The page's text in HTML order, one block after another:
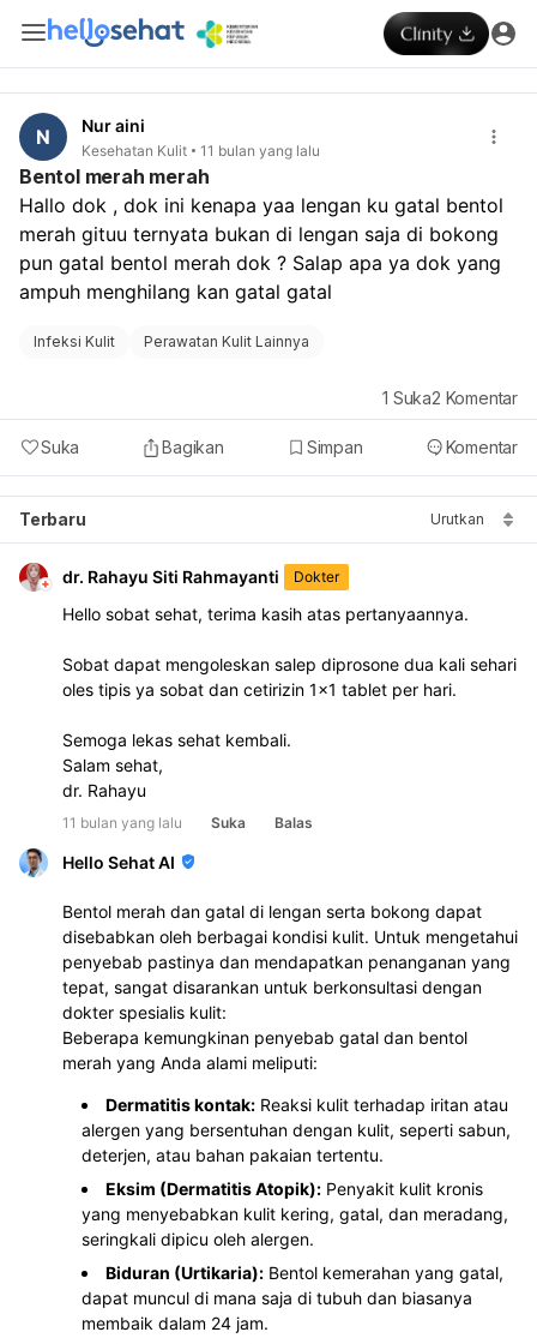
N Nur aini
Kesehatan Kulit 11 bulan yang lalu
Bentol merah merah
Hallo dok , dok ini kenapa yaa lengan ku gatal bentol
merah gituu ternyata bukan di lengan saja di bokong
pun gatal bentol merah dok ? Salap apa ya dok yang
ampuh menghilang kan gatal gatal
Infeksi Kulit Perawatan Kulit Lainnya
Suka Bagikan Simpan Komentar
1 Suka2 Komentar
Terbaru Urutkan
dr. Rahayu Siti Rahmayanti Dokter
Hello sobat sehat, terima kasih atas pertanyaannya.
Sobat dapat mengoleskan salep diprosone dua kali sehari
oles tipis ya sobat dan cetirizin 1x1 tablet per hari.
Semoga lekas sehat kembali.
Salam sehat,
dr. Rahayu
11 bulan yang lalu Suka Balas
Hello Sehat AI
Bentol merah dan gatal di lengan serta bokong dapat
disebabkan oleh berbagai kondisi kulit. Untuk mengetahui
penyebab pastinya dan mendapatkan penanganan yang
tepat, sangat disarankan untuk berkonsultasi dengan
dokter spesialis kulit:
Beberapa kemungkinan penyebab gatal dan bentol
merah yang Anda alami meliputi:
Dermatitis kontak: Reaksi kulit terhadap iritan atau
alergen yang bersentuhan dengan kulit, seperti sabun,
deterjen, atau bahan pakaian tertentu.
Eksim (Dermatitis Atopik): Penyakit kulit kronis
yang menyebabkan kulit kering, gatal, dan meradang,
seringkali dipicu oleh alergen.
Biduran (Urtikaria): Bentol kemerahan yang gatal,
dapat muncul di mana saja di tubuh dan biasanya
membaik dalam 24 jam.